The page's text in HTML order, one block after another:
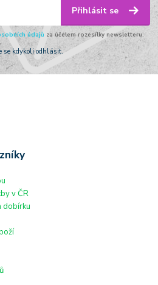
Přihlásit se
údajů za účelem rozesílky newsletteru.
se kdykoli odhlásit.
v ČR
dobírku